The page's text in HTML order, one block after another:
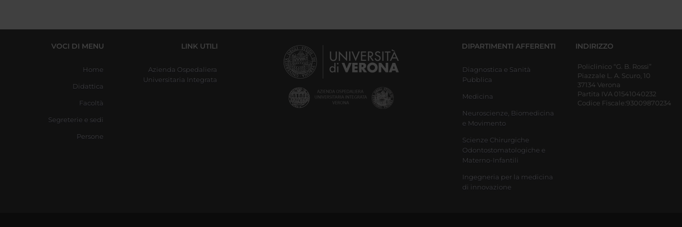
VOCI DI MENU
Home
Didattica
Facoltà
Segreterie e sedi
Persone
LINK UTILI
Azienda Ospedaliera
Universitaria Integrata
DIPARTIMENTI AFFERENTI
Diagnostica e Sanità
Pubblica
Medicina
Neuroscienze, Biomedicina
e Movimento
Scienze Chirurgiche
Odontostomatologiche e
Materno-Infantili
Ingegneria per la medicina
di innovazione
INDIRIZZO
Policlinico “G. B. Rossi”
Piazzale L. A. Scuro, 10
37134 Verona
Partita IVA 01541040232
Codice Fiscale:93009870234